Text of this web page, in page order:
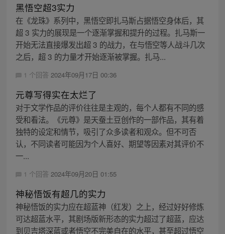
黑悟空超3实力
在《龙珠》系列中，黑悟空即扎马斯占据悟空身体后，其
超 3 实力的展现是一个逐渐掌握和提升的过程。扎马斯一
开始无法直接爆发出超 3 的战力，在与悟空等人战斗几次
之后，超 3 的力量才开始逐渐被掌握。扎马...
1 个回答 2024年09月17日 00:36
元尊写得实在太烂了
对于文学作品的评价往往是主观的，每个人都有不同的感
受和看法。《元尊》是天蚕土豆创作的一部作品，其有着
独特的设定和情节，吸引了众多读者和观众。但不可否
认，不同读者可能因为个人喜好、期望等因素对其评价不
一...
1 个回答 2024年09月20日 01:55
神秘悟饭有超几的实力
神秘悟饭的实力应在超蓝神（红发）之上，经过好好修炼
可达超蓝水平，其剧场版新形态的实力超过了超蓝，应达
到贝吉塔深蓝或者悟空不完美自在的水平，甚至超过悟空